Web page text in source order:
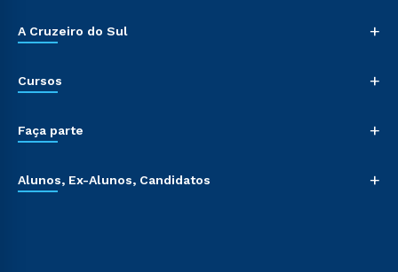
A Cruzeiro do Sul +
Cursos +
Faça parte +
Alunos, Ex-Alunos, Candidatos +